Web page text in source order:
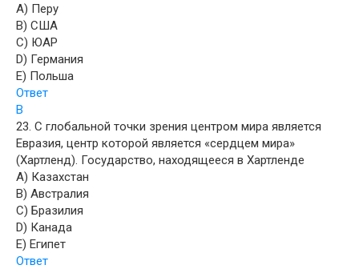
A) Перу
B) США
C) ЮАР
D) Германия
E) Польша
Ответ
B
23. С глобальной точки зрения центром мира является
Евразия, центр которой является «сердцем мира»
(Хартленд). Государство, находящееся в Хартленде
A) Казахстан
B) Австралия
C) Бразилия
D) Канада
E) Египет
Ответ